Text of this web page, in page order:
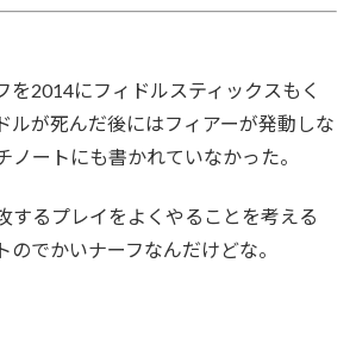
を2014にフィドルスティックスもく
ルが死んだ後にはフィアーが発動しな
ノートにも書かれていなかった。
するプレイをよくやることを考える
のでかいナーフなんだけどな。